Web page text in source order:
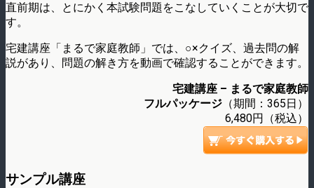
直前期は、とにかく本試験問題をこなしていくことが大切で
す。
宅建講座「まるで家庭教師」では、○×クイズ、過去問の解
説があり、問題の解き方を動画で確認することができます。
宅建講座 – まるで家庭教師
フルパッケージ （期間：365日）
6,480円（税込）
サンプル講座